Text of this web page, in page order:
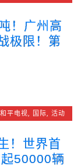
！广州高
极限！第
和平电视, 国际, 活动
！世界首
50000辆